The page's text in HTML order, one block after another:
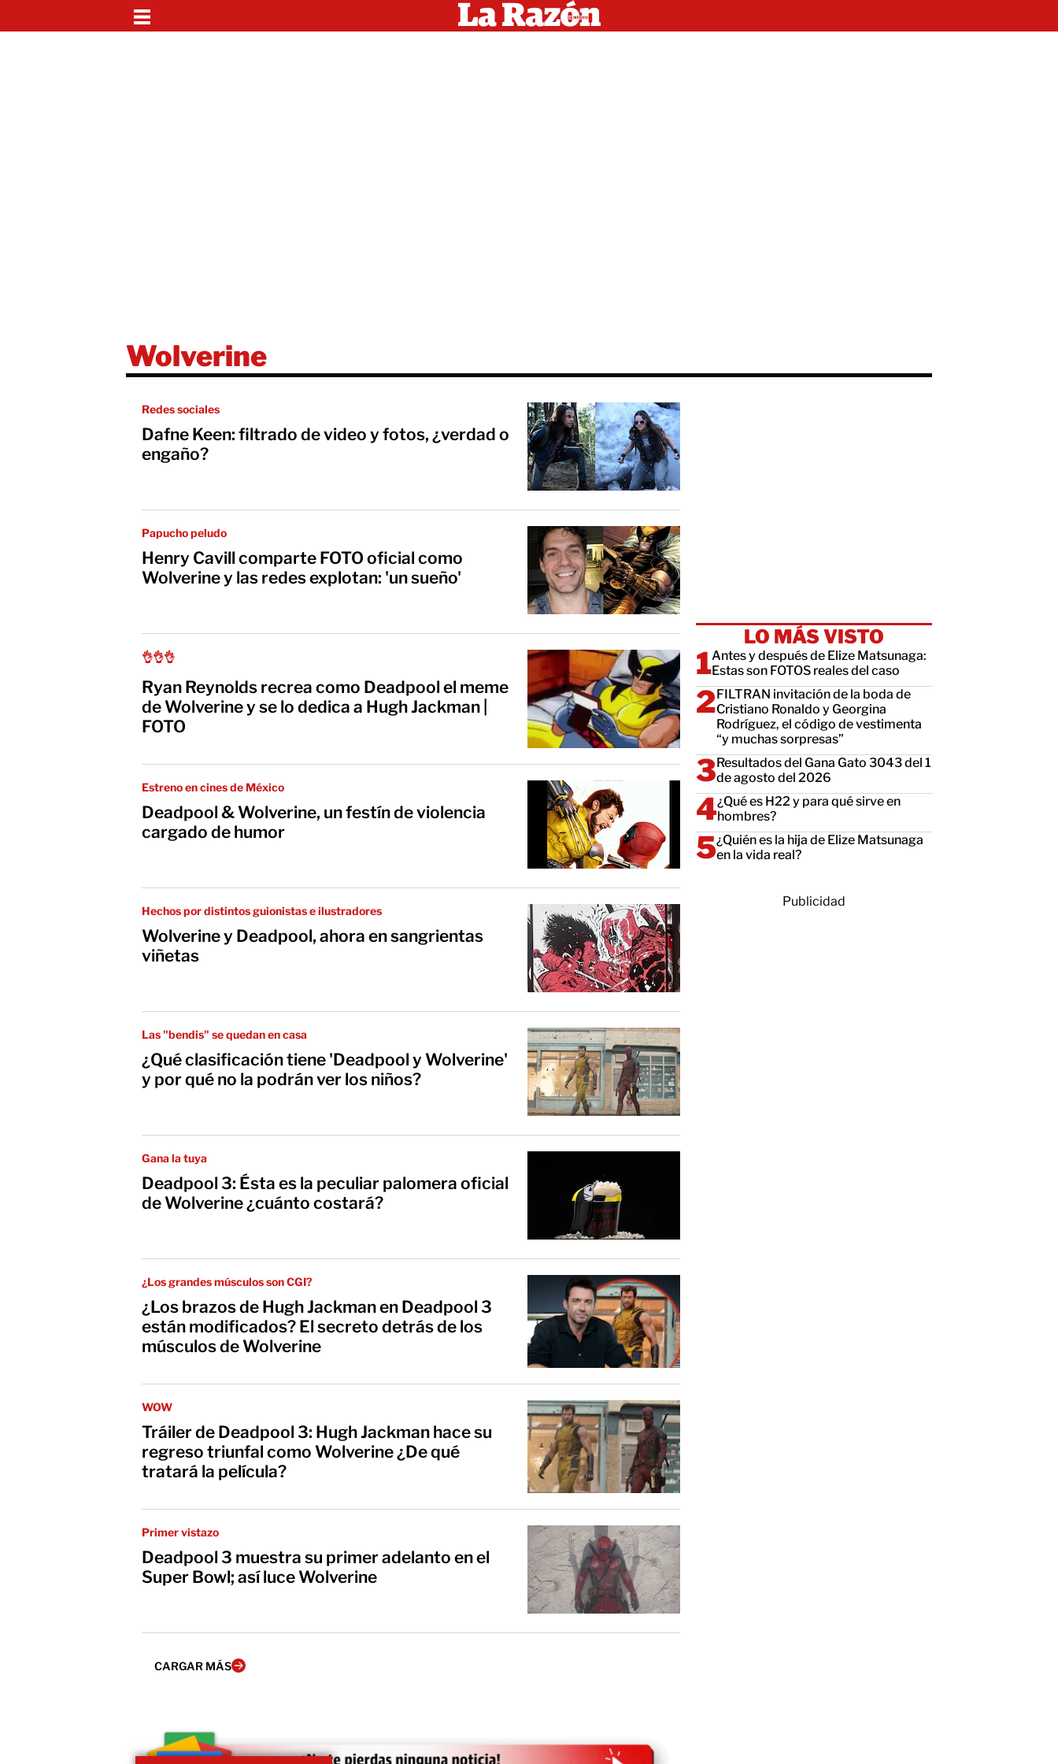
Wolverine
Redes sociales
Dafne Keen: filtrado de video y fotos, ¿verdad o
engaño?
Papucho peludo
Henry Cavill comparte FOTO oficial como
Wolverine y las redes explotan: 'un sueño'
👌👌👌
Ryan Reynolds recrea como Deadpool el meme
de Wolverine y se lo dedica a Hugh Jackman |
FOTO
Estreno en cines de México
Deadpool & Wolverine, un festín de violencia
cargado de humor
Hechos por distintos guionistas e ilustradores
Wolverine y Deadpool, ahora en sangrientas
viñetas
Las "bendis" se quedan en casa
¿Qué clasificación tiene 'Deadpool y Wolverine'
y por qué no la podrán ver los niños?
Gana la tuya
Deadpool 3: Ésta es la peculiar palomera oficial
de Wolverine ¿cuánto costará?
¿Los grandes músculos son CGI?
¿Los brazos de Hugh Jackman en Deadpool 3
están modificados? El secreto detrás de los
músculos de Wolverine
WOW
Tráiler de Deadpool 3: Hugh Jackman hace su
regreso triunfal como Wolverine ¿De qué
tratará la película?
Primer vistazo
Deadpool 3 muestra su primer adelanto en el
Super Bowl; así luce Wolverine
CARGAR MÁS
LO MÁS VISTO
Antes y después de Elize Matsunaga:
Estas son FOTOS reales del caso
FILTRAN invitación de la boda de
Cristiano Ronaldo y Georgina
Rodríguez, el código de vestimenta
“y muchas sorpresas”
Resultados del Gana Gato 3043 del 1
de agosto del 2026
¿Qué es H22 y para qué sirve en
hombres?
¿Quién es la hija de Elize Matsunaga
en la vida real?
Publicidad